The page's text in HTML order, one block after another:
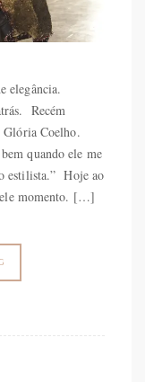
elegância.
Recém
Glória Coelho.
quando ele me
estilista.” Hoje ao
momento. […]